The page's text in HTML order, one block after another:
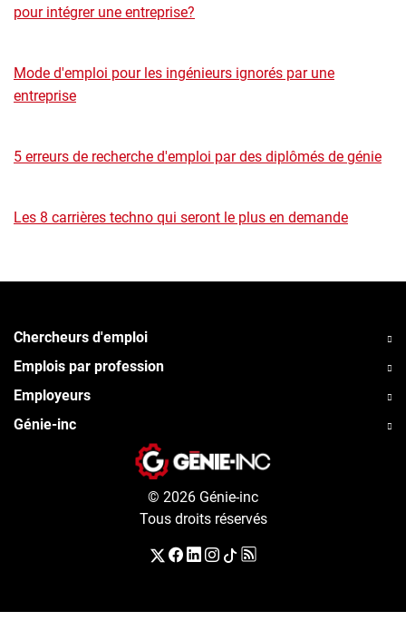
pour intégrer une entreprise?
Mode d'emploi pour les ingénieurs ignorés par une
entreprise
5 erreurs de recherche d'emploi par des diplômés de génie
Les 8 carrières techno qui seront le plus en demande
Chercheurs d'emploi
Emplois par profession
Employeurs
Génie-inc
© 2026 Génie-inc
Tous droits réservés